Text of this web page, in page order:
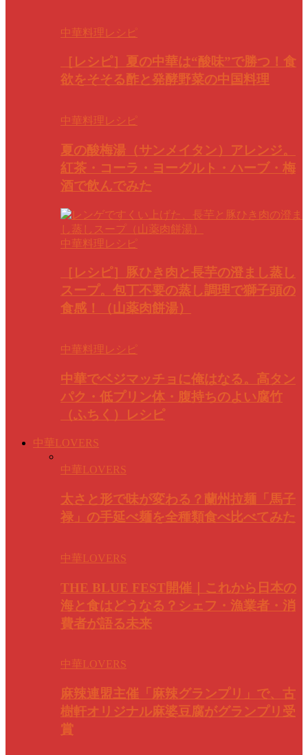
中華料理レシピ
［レシピ］夏の中華は“酸味”で勝つ！食
欲をそそる酢と発酵野菜の中国料理
中華料理レシピ
夏の酸梅湯（サンメイタン）アレンジ。
紅茶・コーラ・ヨーグルト・ハーブ・梅
酒で飲んでみた
中華料理レシピ
［レシピ］豚ひき肉と長芋の澄まし蒸し
スープ。包丁不要の蒸し調理で獅子頭の
食感！（山薬肉餅湯）
中華料理レシピ
中華でベジマッチョに俺はなる。高タン
パク・低プリン体・腹持ちのよい腐竹
（ふちく）レシピ
中華LOVERS
中華LOVERS
太さと形で味が変わる？蘭州拉麺「馬子
禄」の手延べ麺を全種類食べ比べてみた
中華LOVERS
THE BLUE FEST開催｜これから日本の
海と食はどうなる？シェフ・漁業者・消
費者が語る未来
中華LOVERS
麻辣連盟主催「麻辣グランプリ」で、古
樹軒オリジナル麻婆豆腐がグランプリ受
賞